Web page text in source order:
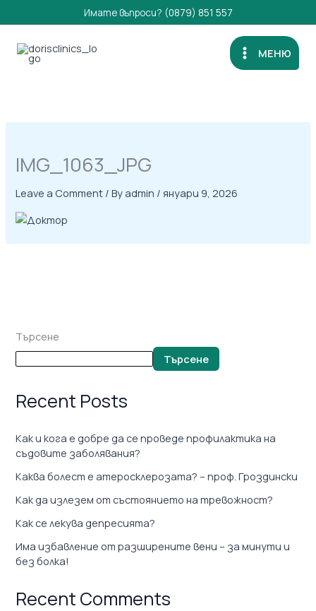
to
content
Имате въпроси? (0879) 851 557
МЕНЮ
IMG_1063_JPG
Leave a Comment / By admin / януари 9, 2026
Търсене
Търсене
Recent Posts
Как и кога е добре да се проведе профилактика на
съдовите заболявания?
Каква болест е атеросклерозата? – проф. Гроздински
Как да излезем от състоянието на тревожност?
Как се лекува депресията?
Има избавление от разширените вени – за минути и
без болка!
Recent Comments